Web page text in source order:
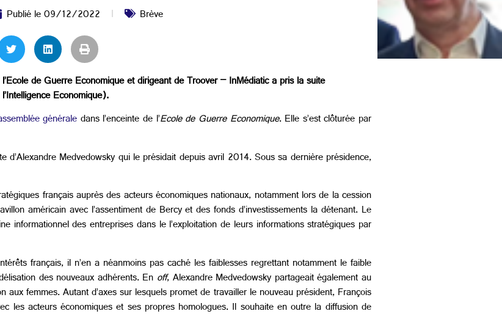
Publié le09/12/2022 Brève
de Guerre Economique et dirigeant de Troover – InMédiatic a pris la suite
Economique).
généraledans l’enceinte de l’Ecole de Guerre Economique. Elle s’est clôturée par
Medvedowsky qui le présidait depuis avril 2014. Sous sa dernière présidence,
français auprès des acteurs économiques nationaux, notamment lors de la cession
américain avec l’assentiment de Bercy et des fonds d’investissements la détenant. Le
des entreprises dans le l’exploitation de leurs informations stratégiques par
français, il n’en a néanmoins pas caché les faiblesses regrettant notamment le faible
des nouveaux adhérents. En off, Alexandre Medvedowsky partageait également au
femmes. Autant d’axes sur lesquels promet de travailler le nouveau président, François
les acteurs économiques et ses propres homologues. Il souhaite en outre la diffusion de